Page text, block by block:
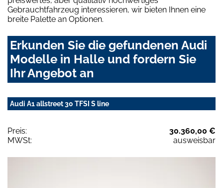
Gebrauchtfahrzeug interessieren, wir bieten Ihnen eine
breite Palette an Optionen.
Erkunden Sie die gefundenen Audi
Modelle in Halle und fordern Sie
Ihr Angebot an
Audi A1 allstreet 30 TFSI S line
Preis:
30.360,00 €
MWSt:
ausweisbar